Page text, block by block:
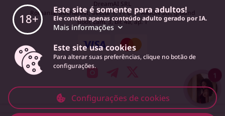
DreamAI SRL
Romania, Bucharest, Sector 1, 11 C. C. ARION Str., ground
floor, cam. 3, bir. 4a, ap. 1
18+
Este site é somente para adultos!
Ele contém apenas conteúdo adulto gerado por IA.
Mais informações
Este site usa cookies
Para alterar suas preferências, clique no botão de
configurações.
Configurações de cookies
1